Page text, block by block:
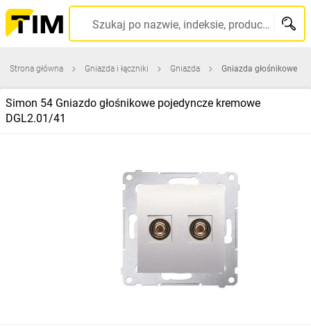
Szukaj po nazwie, indeksie, producencie, kodzie kreskowym...
Strona główna Gniazda i łączniki Gniazda Gniazda głośnikowe
Simon 54 Gniazdo głośnikowe pojedyncze kremowe
DGL2.01/41